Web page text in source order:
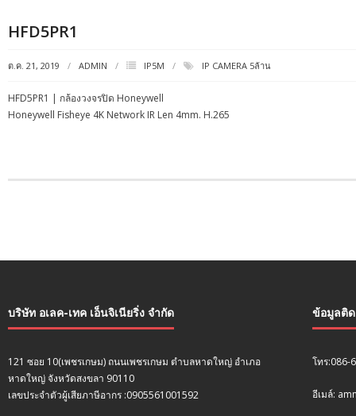
HFD5PR1
ต.ค. 21, 2019 ADMIN IP5M IP CAMERA 5ล้าน
HFD5PR1 | กล้องวงจรปิด Honeywell
Honeywell Fisheye 4K Network IR Len 4mm. H.265
บริษัท อเลค-เทค เอ็นจิเนียริ่ง จำกัด
121 ซอย 10(เพชรเกษม) ถนนเพชรเกษม ตำบลหาดใหญ่ อำเภอ
หาดใหญ่ จังหวัดสงขลา 90110
เลขประจำตัวผู้เสียภาษีอากร :0905561001592
ข้อมูลติ
โทร:086-
อีเมล์: